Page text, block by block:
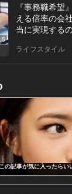
『事務職希望
える倍率の会
当に実現する
ライフスタイル
この記事が気に入ったらい